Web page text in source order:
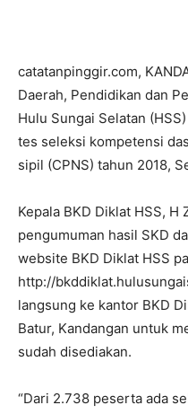
catatanpinggir.com,
Daerah, Pendidikan dan
Hulu Sungai Selatan
tes seleksi kompetensi
sipil (CPNS) tahun 2018,
Kepala BKD Diklat HSS,
pengumuman hasil SKD
website BKD Diklat HSS
http://
langsung ke kantor BKD
Batur, Kandangan untuk
sudah disediakan.
“Dari 2.738 peserta ada